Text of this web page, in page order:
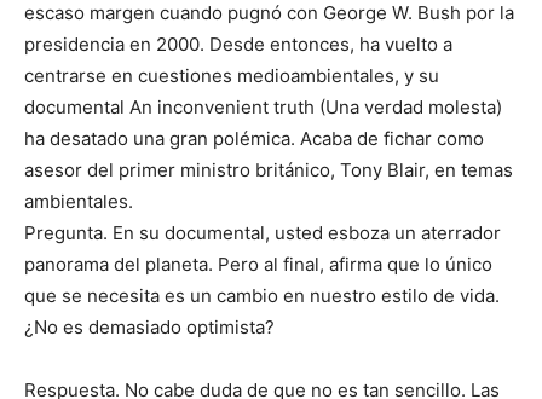
escaso margen cuando pugnó con George W. Bush por la
presidencia en 2000. Desde entonces, ha vuelto a
centrarse en cuestiones medioambientales, y su
documental An inconvenient truth (Una verdad molesta)
ha desatado una gran polémica. Acaba de fichar como
asesor del primer ministro británico, Tony Blair, en temas
ambientales.
Pregunta. En su documental, usted esboza un aterrador
panorama del planeta. Pero al final, afirma que lo único
que se necesita es un cambio en nuestro estilo de vida.
¿No es demasiado optimista?
Respuesta. No cabe duda de que no es tan sencillo. Las